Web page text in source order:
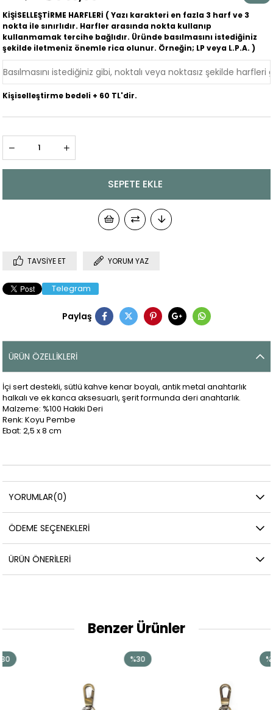
İndirim
KİŞİSELLEŞTİRME HARFLERİ ( Yazı karakteri en fazla 3 harf ve 3
nokta ile sınırlıdır. Harfler arasında nokta kullanıp
kullanmamak tercihe bağlıdır. Üründe basılmasını istediğiniz
şekilde iletmeniz önemle rica olunur. Örneğin; LP veya L.P.A. )
Kişiselleştirme bedeli + 60 TL'dir.
TAVSIYE ET YORUM YAZ
Telegram
Paylaş
ÜRÜN ÖZELLIKLERI
İçi sert destekli, sütlü kahve kenar boyalı, antik metal anahtarlık
halkalı ve ek kanca aksesuarlı, şerit formunda deri anahtarlık.
Malzeme: %100 Hakiki Deri
Renk: Koyu Pembe
Ebat: 2,5 x 8 cm
YORUMLAR(0)
ÖDEME SEÇENEKLERI
ÜRÜN ÖNERILERI
Benzer Ürünler
%30 %30